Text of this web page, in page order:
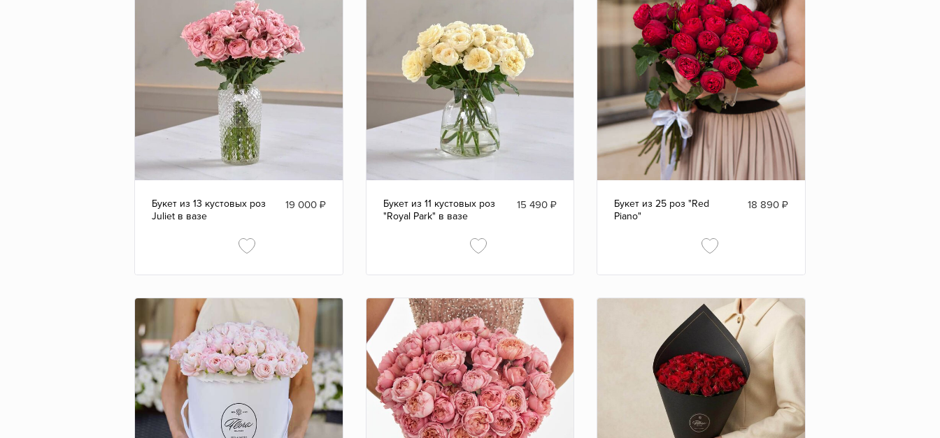
Букет из 13 кустовых роз
Juliet в вазе
19 000₽
Букет из 11 кустовых роз
"Royal Park" в вазе
15 490 ₽
Букет из 25 роз "Red
Piano"
18 890₽